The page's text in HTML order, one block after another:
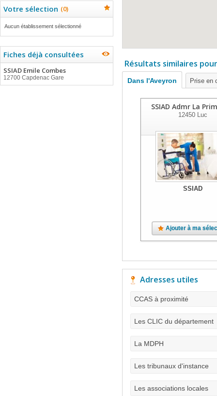
Votre sélection (0)
Aucun établissement sélectionné
Fiches déjà consultées
SSIAD Emile Combes
12700 Capdenac Gare
Résultats similaires
Dans l'Aveyron Prise en
SSIAD Admr La
12450Luc
SSIAD
Ajouter à ma
Adresses utiles
CCAS à proximité
Les CLIC du département
La MDPH
Les tribunaux d'instance
Les associations locales